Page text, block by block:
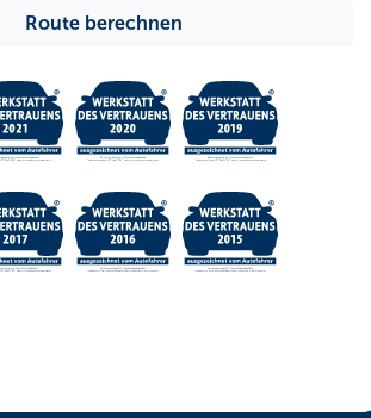
Route berechnen